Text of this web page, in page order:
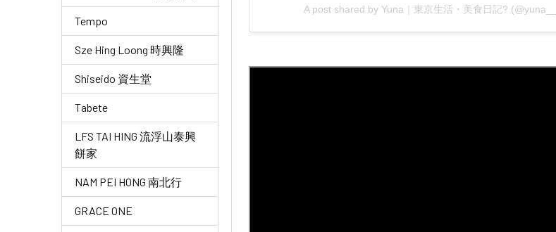
Tempo
Sze Hing Loong 時興隆
Shiseido 資生堂
Tabete
LFS TAI HING 流浮山泰興
餅家
NAM PEI HONG 南北行
GRACE ONE
A post shared by Yuna｜東京生活・美食日記?